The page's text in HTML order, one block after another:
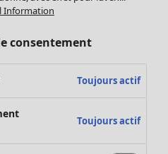
Information
consentement
Toujours actif
Toujours actif